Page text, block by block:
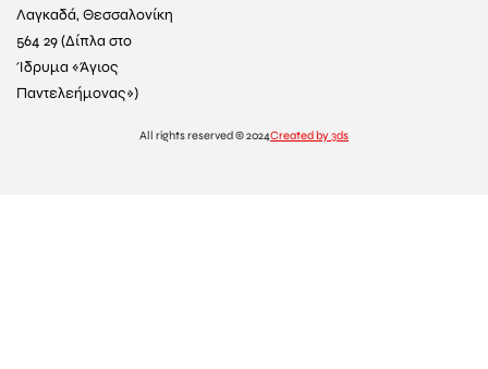
All rights reserved © 2024Created by 3ds
Λαγκαδά, Θεσσαλονίκη
564 29 (Δίπλα στο
Ίδρυμα «Άγιος
Παντελεήμονας»)